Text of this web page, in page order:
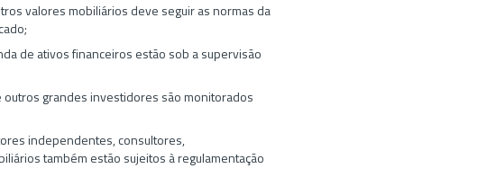
valores mobiliários deve seguir as normas da
de ativos financeiros estão sob a supervisão
grandes investidores são monitorados
independentes, consultores,
também estão sujeitos à regulamentação